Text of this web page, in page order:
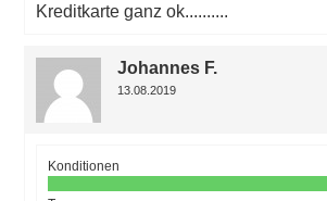
Kreditkarte ganz ok..........
Johannes F.
13.08.2019
Konditionen